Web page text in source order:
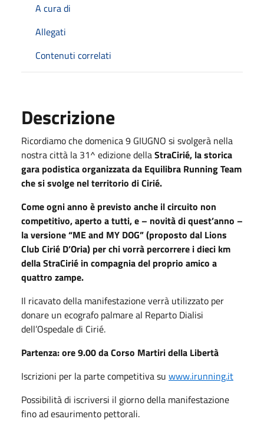
A cura di
Allegati
Contenuti correlati
Descrizione
Ricordiamo che domenica 9 GIUGNO si svolgerà nella
nostra città la 31^ edizione dellaStraCirié, la storica
gara podistica organizzata da Equilibra Running Team
che si svolge nel territorio di Cirié.
Come ogni anno è previsto anche il circuito non
competitivo, aperto a tutti, e – novità di quest’anno –
la versione “ME and MY DOG” (proposto dal Lions
Club Cirié D’Oria) per chi vorrà percorrere i dieci km
della StraCirié in compagnia del proprio amico a
quattro zampe.
Il ricavato della manifestazione verrà utilizzato per
donare un ecografo palmare al Reparto Dialisi
dell’Ospedale di Cirié.
Partenza: ore 9.00 da Corso Martiri della Libertà
Iscrizioni per la parte competitiva su www.irunning.it
Possibilità di iscriversi il giorno della manifestazione
fino ad esaurimento pettorali.